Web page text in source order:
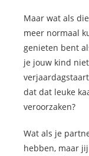
Maar wat als
meer normaal
genieten bent
je jouw kind
dat dat leuke
veroorzaken?
Wat als je
hebben, maar